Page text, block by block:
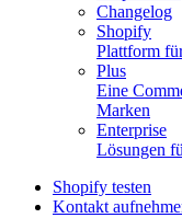
Changelog
Shopify
Plattform
Plus
Eine
Marken
Enterprise
Lösungen
Shopify testen
Kontakt